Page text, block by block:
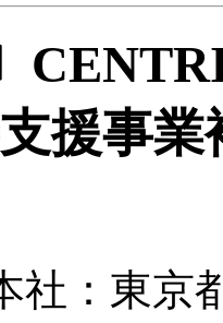
援事
社：東京